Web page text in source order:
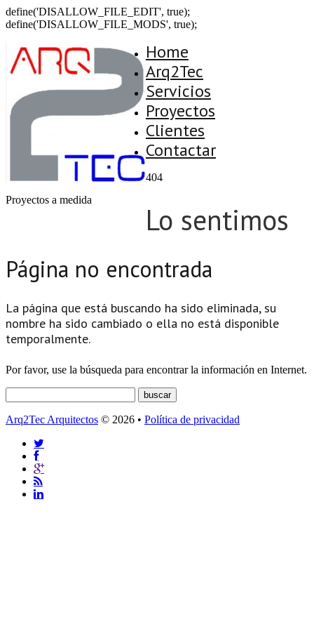
define('DISALLOW_FILE_EDIT', true);
define('DISALLOW_FILE_MODS', true);
Proyectos a medida
Home
Arq2Tec
Servicios
Proyectos
Clientes
Contactar
404
Lo sentimos
Página no encontrada
La página que está buscando ha sido eliminada, su
nombre ha sido cambiado o ella no está disponible
temporalmente.
Por favor, use la búsqueda para encontrar la información en Internet.
Arq2Tec Arquitectos © 2026 • Política de privacidad